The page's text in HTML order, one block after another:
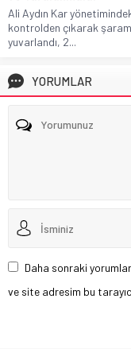
Ali Aydın Kar
kontrolden çıkarak
yuvarlandı, 2...
YORUMLAR
Daha sonraki
ve site adresim bu